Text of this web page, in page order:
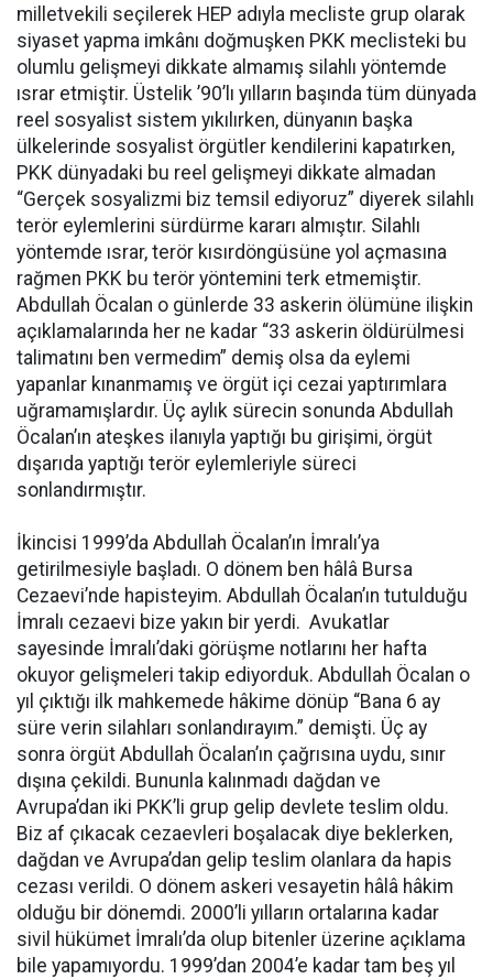
milletvekili seçilerek HEP adıyla mecliste grup olarak
siyaset yapma imkânı doğmuşken PKK meclisteki bu
olumlu gelişmeyi dikkate almamış silahlı yöntemde
ısrar etmiştir. Üstelik ’90’lı yılların başında tüm dünyada
reel sosyalist sistem yıkılırken, dünyanın başka
ülkelerinde sosyalist örgütler kendilerini kapatırken,
PKK dünyadaki bu reel gelişmeyi dikkate almadan
“Gerçek sosyalizmi biz temsil ediyoruz” diyerek silahlı
terör eylemlerini sürdürme kararı almıştır. Silahlı
yöntemde ısrar, terör kısırdöngüsüne yol açmasına
rağmen PKK bu terör yöntemini terk etmemiştir.
Abdullah Öcalan o günlerde 33 askerin ölümüne ilişkin
açıklamalarında her ne kadar “33 askerin öldürülmesi
talimatını ben vermedim” demiş olsa da eylemi
yapanlar kınanmamış ve örgüt içi cezai yaptırımlara
uğramamışlardır. Üç aylık sürecin sonunda Abdullah
Öcalan’ın ateşkes ilanıyla yaptığı bu girişimi, örgüt
dışarıda yaptığı terör eylemleriyle süreci
sonlandırmıştır.
İkincisi 1999’da Abdullah Öcalan’ın İmralı’ya
getirilmesiyle başladı. O dönem ben hâlâ Bursa
Cezaevi’nde hapisteyim. Abdullah Öcalan’ın tutulduğu
İmralı cezaevi bize yakın bir yerdi. Avukatlar
sayesinde İmralı’daki görüşme notlarını her hafta
okuyor gelişmeleri takip ediyorduk. Abdullah Öcalan o
yıl çıktığı ilk mahkemede hâkime dönüp “Bana 6 ay
süre verin silahları sonlandırayım.” demişti. Üç ay
sonra örgüt Abdullah Öcalan’ın çağrısına uydu, sınır
dışına çekildi. Bununla kalınmadı dağdan ve
Avrupa’dan iki PKK’li grup gelip devlete teslim oldu.
Biz af çıkacak cezaevleri boşalacak diye beklerken,
dağdan ve Avrupa’dan gelip teslim olanlara da hapis
cezası verildi. O dönem askeri vesayetin hâlâ hâkim
olduğu bir dönemdi. 2000’li yılların ortalarına kadar
sivil hükümet İmralı’da olup bitenler üzerine açıklama
bile yapamıyordu. 1999’dan 2004’e kadar tam beş yıl